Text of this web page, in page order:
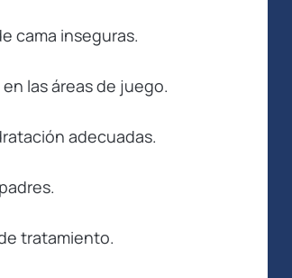
cama inseguras.
las áreas de juego.
adecuadas.
tratamiento.
MUERTE INJUSTA
causada por negligencia de un
de camión con remolque.